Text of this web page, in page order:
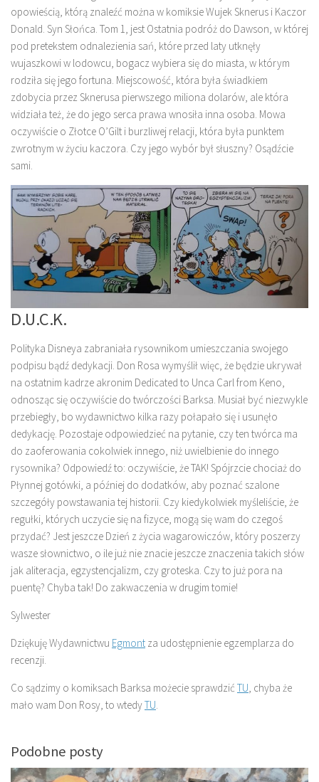
opowieścią, którą znaleźć można w komiksie Wujek Sknerus i Kaczor
Donald. Syn Słońca. Tom 1, jest Ostatnia podróż do Dawson, w której
pod pretekstem odnalezienia sań, które przed laty utknęły
wujaszkowi w lodowcu, bogacz wybiera się do miasta, w którym
rodziła się jego fortuna. Miejscowość, która była świadkiem
zdobycia przez Sknerusa pierwszego miliona dolarów, ale która
widziała też, że do jego serca prawa wnosiła inna osoba. Mowa
oczywiście o Złotce O’Gilt i burzliwej relacji, która była punktem
zwrotnym w życiu kaczora. Czy jego wybór był słuszny? Osądźcie
sami.
D.U.C.K.
Polityka Disneya zabraniała rysownikom umieszczania swojego
podpisu bądź dedykacji. Don Rosa wymyślił więc, że będzie ukrywał
na ostatnim kadrze akronim Dedicated to Unca Carl from Keno,
odnosząc się oczywiście do twórczości Barksa. Musiał być niezwykle
przebiegły, bo wydawnictwo kilka razy połapało się i usunęło
dedykację. Pozostaje odpowiedzieć na pytanie, czy ten twórca ma
do zaoferowania cokolwiek innego, niż uwielbienie do innego
rysownika? Odpowiedź to: oczywiście, że TAK! Spójrzcie chociaż do
Płynnej gotówki, a później do dodatków, aby poznać szalone
szczegóły powstawania tej historii. Czy kiedykolwiek myśleliście, że
regułki, których uczycie się na fizyce, mogą się wam do czegoś
przydać? Jest jeszcze Dzień z życia wagarowiczów, który poszerzy
wasze słownictwo, o ile już nie znacie jeszcze znaczenia takich słów
jak aliteracja, egzystencjalizm, czy groteska. Czy to już pora na
puentę? Chyba tak! Do zakwaczenia w drugim tomie!
Sylwester
Dziękuję Wydawnictwu Egmont za udostępnienie egzemplarza do
recenzji.
Co sądzimy o komiksach Barksa możecie sprawdzić TU, chyba że
mało wam Don Rosy, to wtedyTU.
Podobne posty